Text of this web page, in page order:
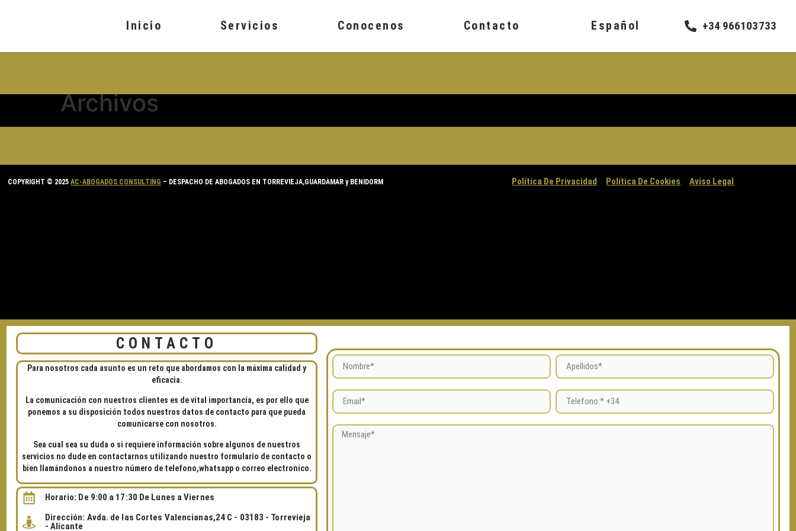
Inicio Servicios Conocenos Contacto Español +34 966103733
Archivos
COPYRIGHT © 2025 AC-ABOGADOS CONSULTING – DESPACHO DE ABOGADOS EN TORREVIEJA,GUARDAMAR y BENIDORM Política De Privacidad Política De Cookies Aviso Legal
CONTACTO
Para nosotros cada asunto es un reto que abordamos con la máxima calidad y
eficacia.
La comunicación con nuestros clientes es de vital importancia, es por ello que
ponemos a su disposición todos nuestros datos de contacto para que pueda
comunicarse con nosotros.
Sea cual sea su duda o si requiere información sobre algunos de nuestros
servicios no dude en contactarnos utilizando nuestro formulario de contacto o
bien llamándonos a nuestro número de telefono,whatsapp o correo electronico.
Horario: De 9:00 a 17:30 De Lunes a Viernes
Dirección: Avda. de las Cortes Valencianas,24 C - 03183 - Torrevieja
- Alicante